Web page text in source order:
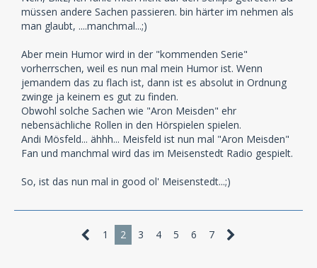
müssen andere Sachen passieren. bin härter im nehmen als
man glaubt, ....manchmal...;)
Aber mein Humor wird in der "kommenden Serie"
vorherrschen, weil es nun mal mein Humor ist. Wenn
jemandem das zu flach ist, dann ist es absolut in Ordnung
zwinge ja keinem es gut zu finden.
Obwohl solche Sachen wie "Aron Meisden" ehr
nebensächliche Rollen in den Hörspielen spielen.
Andi Mösfeld... ähhh... Meisfeld ist nun mal "Aron Meisden"
Fan und manchmal wird das im Meisenstedt Radio gespielt.
So, ist das nun mal in good ol' Meisenstedt...;)
1 2 3 4 5 6 7